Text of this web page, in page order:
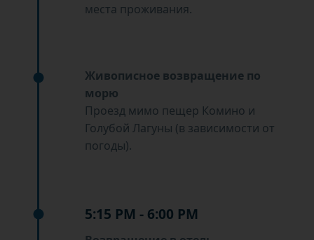
места проживания.
Живописное возвращение по
морю
Проезд мимо пещер Комино и
Голубой Лагуны (в зависимости от
погоды).
5:15 PM - 6:00 PM